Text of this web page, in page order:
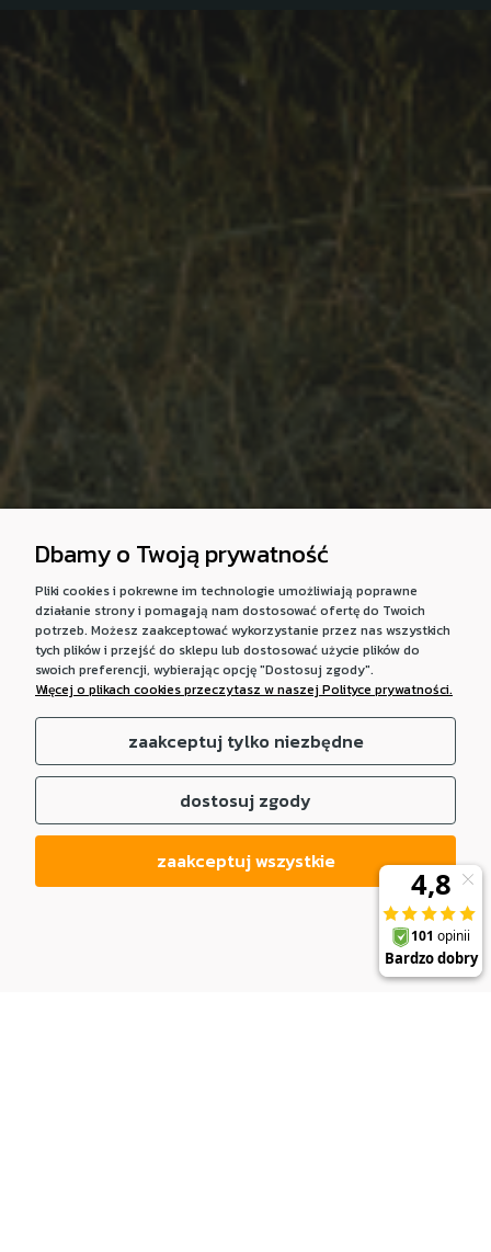
Dbamy o Twoją prywatność
Pliki cookies i pokrewne im technologie umożliwiają poprawne
działanie strony i pomagają nam dostosować ofertę do Twoich
potrzeb. Możesz zaakceptować wykorzystanie przez nas wszystkich
tych plików i przejść do sklepu lub dostosować użycie plików do
swoich preferencji, wybierając opcję "Dostosuj zgody".
Więcej o plikach cookies przeczytasz w naszej Polityce prywatności.
zaakceptuj tylko niezbędne
dostosuj zgody
zaakceptuj wszystkie